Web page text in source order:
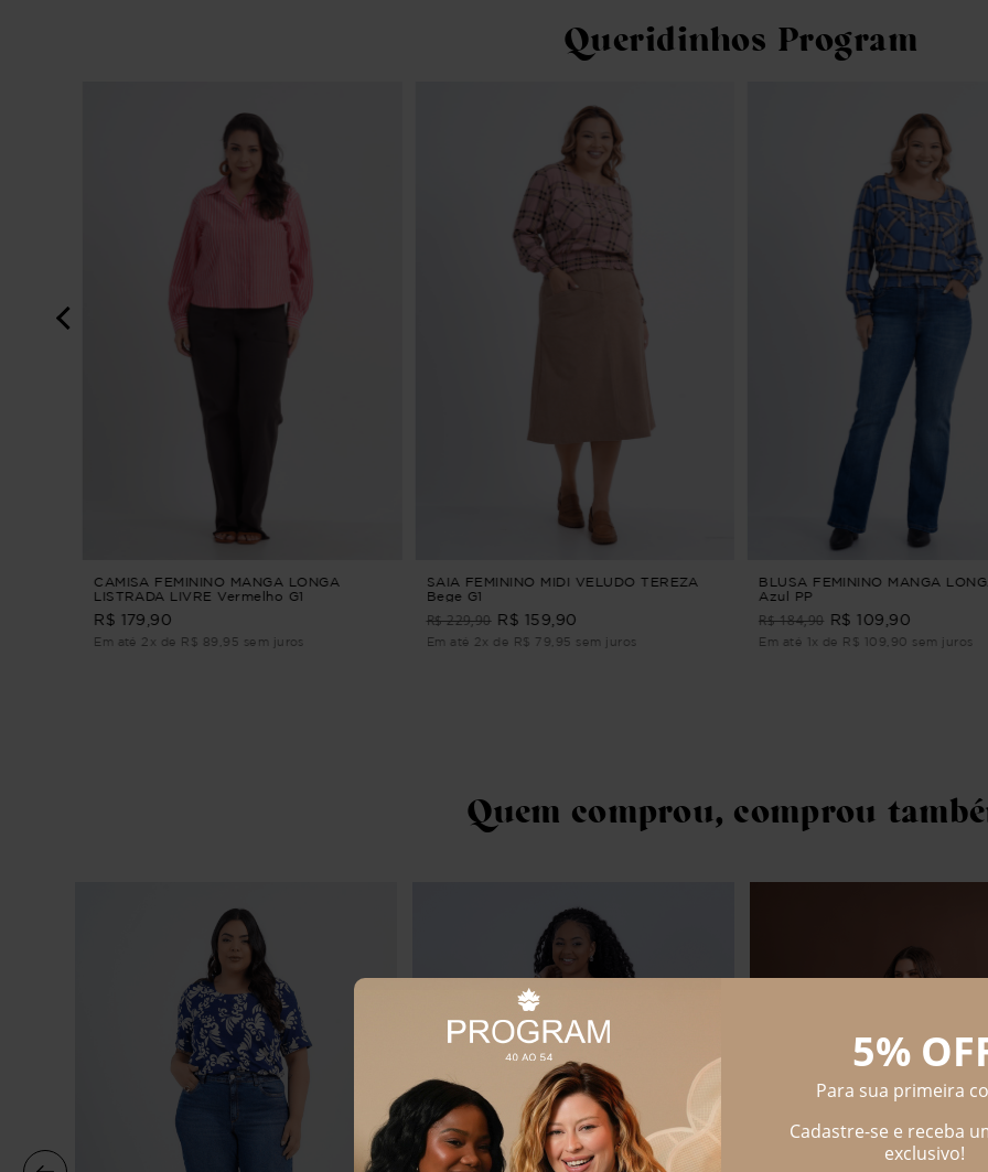
Queridinhos Program
CAMISA FEMININO MANGA LONGA
LISTRADA LIVRE Vermelho G1
R$ 179,90
Em até 2x de R$ 89,95 sem juros
SAIA FEMININO MIDI VELUDO TEREZA
Bege G1
R$ 229,90 R$ 159,90
Em até 2x de R$ 79,95 sem juros
BLUSA FEMININO MANGA
Azul PP
R$ 184,90 R$ 109,90
Em até 1x de R$ 109,90 sem juros
Quem comprou, comprou